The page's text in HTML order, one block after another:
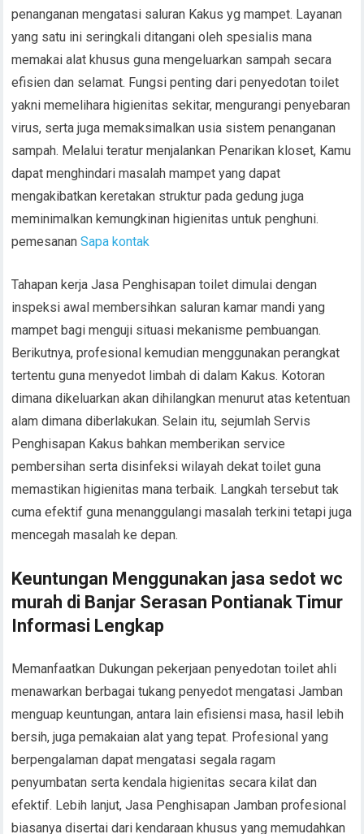
penanganan mengatasi saluran Kakus yg mampet. Layanan
yang satu ini seringkali ditangani oleh spesialis mana
memakai alat khusus guna mengeluarkan sampah secara
efisien dan selamat. Fungsi penting dari penyedotan toilet
yakni memelihara higienitas sekitar, mengurangi penyebaran
virus, serta juga memaksimalkan usia sistem penanganan
sampah. Melalui teratur menjalankan Penarikan kloset, Kamu
dapat menghindari masalah mampet yang dapat
mengakibatkan keretakan struktur pada gedung juga
meminimalkan kemungkinan higienitas untuk penghuni.
pemesananSapa kontak
Tahapan kerja Jasa Penghisapan toilet dimulai dengan
inspeksi awal membersihkan saluran kamar mandi yang
mampet bagi menguji situasi mekanisme pembuangan.
Berikutnya, profesional kemudian menggunakan perangkat
tertentu guna menyedot limbah di dalam Kakus. Kotoran
dimana dikeluarkan akan dihilangkan menurut atas ketentuan
alam dimana diberlakukan. Selain itu, sejumlah Servis
Penghisapan Kakus bahkan memberikan service
pembersihan serta disinfeksi wilayah dekat toilet guna
memastikan higienitas mana terbaik. Langkah tersebut tak
cuma efektif guna menanggulangi masalah terkini tetapi juga
mencegah masalah ke depan.
Keuntungan Menggunakan jasa sedot wc
murah di Banjar Serasan Pontianak Timur
Informasi Lengkap
Memanfaatkan Dukungan pekerjaan penyedotan toilet ahli
menawarkan berbagai tukang penyedot mengatasi Jamban
menguap keuntungan, antara lain efisiensi masa, hasil lebih
bersih, juga pemakaian alat yang tepat. Profesional yang
berpengalaman dapat mengatasi segala ragam
penyumbatan serta kendala higienitas secara kilat dan
efektif. Lebih lanjut, Jasa Penghisapan Jamban profesional
biasanya disertai dari kendaraan khusus yang memudahkan